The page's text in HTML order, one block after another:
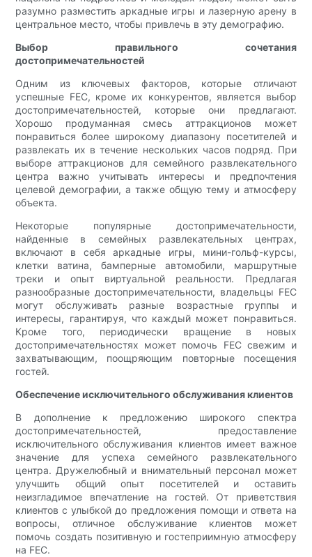
разумно разместить аркадные игры и лазерную арену в
центральное место, чтобы привлечь в эту демографию.
Выбор правильного сочетания
достопримечательностей
Одним из ключевых факторов, которые отличают
успешные FEC, кроме их конкурентов, является выбор
достопримечательностей, которые они предлагают.
Хорошо продуманная смесь аттракционов может
понравиться более широкому диапазону посетителей и
развлекать их в течение нескольких часов подряд. При
выборе аттракционов для семейного развлекательного
центра важно учитывать интересы и предпочтения
целевой демографии, а также общую тему и атмосферу
объекта.
Некоторые популярные достопримечательности,
найденные в семейных развлекательных центрах,
включают в себя аркадные игры, мини-гольф-курсы,
клетки ватина, бамперные автомобили, маршрутные
треки и опыт виртуальной реальности. Предлагая
разнообразные достопримечательности, владельцы FEC
могут обслуживать разные возрастные группы и
интересы, гарантируя, что каждый может понравиться.
Кроме того, периодически вращение в новых
достопримечательностях может помочь FEC свежим и
захватывающим, поощряющим повторные посещения
гостей.
Обеспечение исключительного обслуживания клиентов
В дополнение к предложению широкого спектра
достопримечательностей, предоставление
исключительного обслуживания клиентов имеет важное
значение для успеха семейного развлекательного
центра. Дружелюбный и внимательный персонал может
улучшить общий опыт посетителей и оставить
неизгладимое впечатление на гостей. От приветствия
клиентов с улыбкой до предложения помощи и ответа на
вопросы, отличное обслуживание клиентов может
помочь создать позитивную и гостеприимную атмосферу
на FEC.